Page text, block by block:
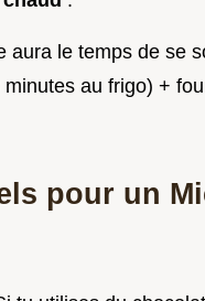
aura le temps de se
minutes au frigo) +
pour un